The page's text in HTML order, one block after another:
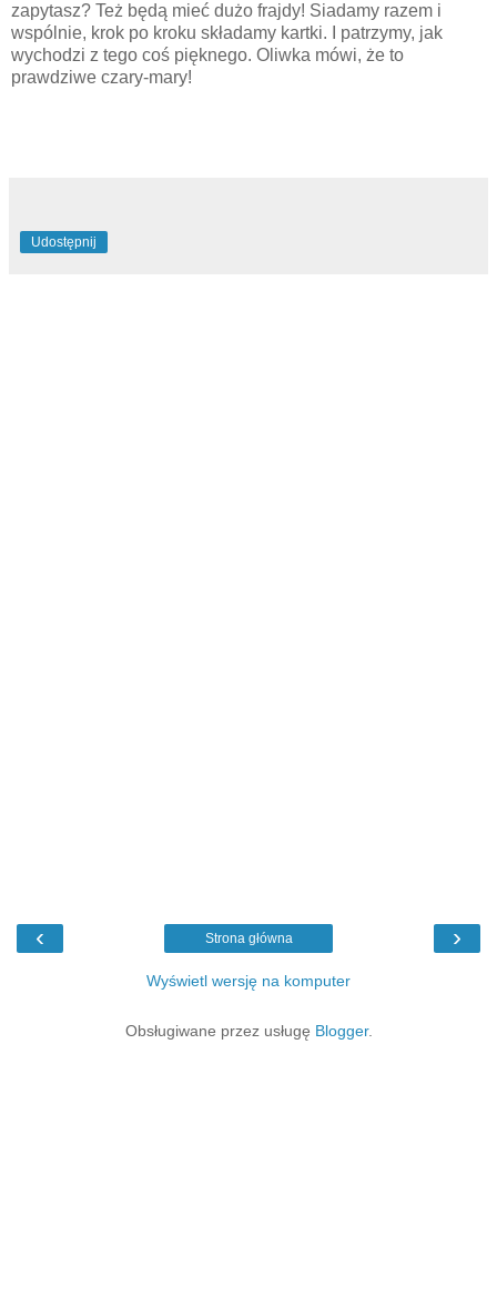
zapytasz? Też będą mieć dużo frajdy! Siadamy razem i
wspólnie, krok po kroku składamy kartki. I patrzymy, jak
wychodzi z tego coś pięknego. Oliwka mówi, że to
prawdziwe czary-mary!
Udostępnij
‹ ›
Strona główna
Wyświetl wersję na komputer
Obsługiwane przez usługę Blogger.